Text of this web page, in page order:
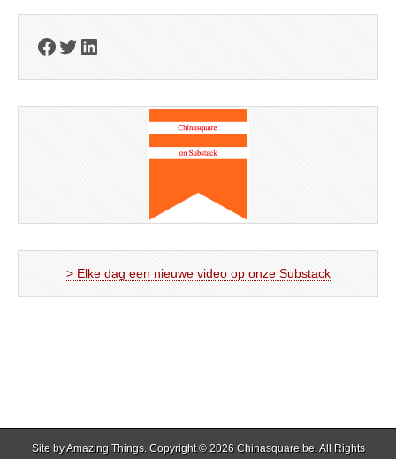
Facebook
Twitter
LinkedIn
> Elke dag een nieuwe video op onze Substack
Site byAmazing Things. Copyright © 2026 Chinasquare.be. All Rights